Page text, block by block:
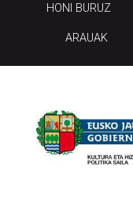
HONI BURUZ
ARAUAK